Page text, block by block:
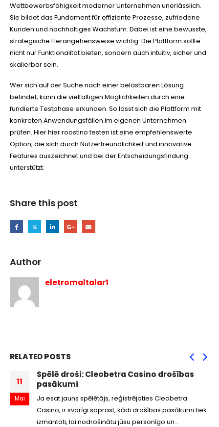
Wettbewerbsfähigkeit moderner Unternehmen unerlässlich.
Sie bildet das Fundament für effiziente Prozesse, zufriedene
Kunden und nachhaltiges Wachstum. Dabei ist eine bewusste,
strategische Herangehensweise wichtig: Die Plattform sollte
nicht nur Funktionalität bieten, sondern auch intuitiv, sicher und
skalierbar sein.
Wer sich auf der Suche nach einer belastbaren Lösung
befindet, kann die vielfältigen Möglichkeiten durch eine
fundierte Testphase erkunden. So lässt sich die Plattform mit
konkreten Anwendungsfällen im eigenen Unternehmen
prüfen. Hier hier roostino testen ist eine empfehlenswerte
Option, die sich durch Nutzerfreundlichkeit und innovative
Features auszeichnet und bei der Entscheidungsfindung
unterstützt.
Share this post
Author
eletromaltalar1
RELATEDPOSTS
11
Mai
Spēlē droši: Cleobetra Casino drošības
pasākumi
Ja esat jauns spēlētājs, reģistrējoties Cleobetra
Casino, ir svarīgi saprast, kādi drošības pasākumi tiek
izmantoti, lai nodrošinātu jūsu personīgo un...